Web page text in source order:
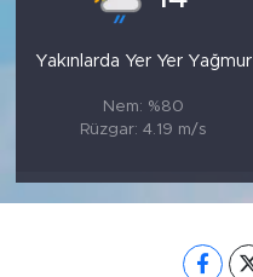
Yakınlarda Yer Yer Yağmur
Nem: %80
Rüzgar: 4.19 m/s